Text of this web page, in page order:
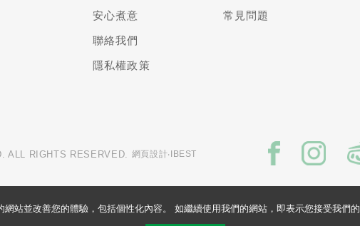
安心煮意
聯絡我們
隱私權政策
常見問題
ALL RIGHTS RESERVED. 網頁設計‧IBEST
站並改善您的體驗，包括個性化內容。 如繼續使用我們的網站，即表示您接受我們的